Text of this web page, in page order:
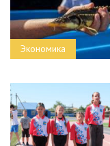
Экономика